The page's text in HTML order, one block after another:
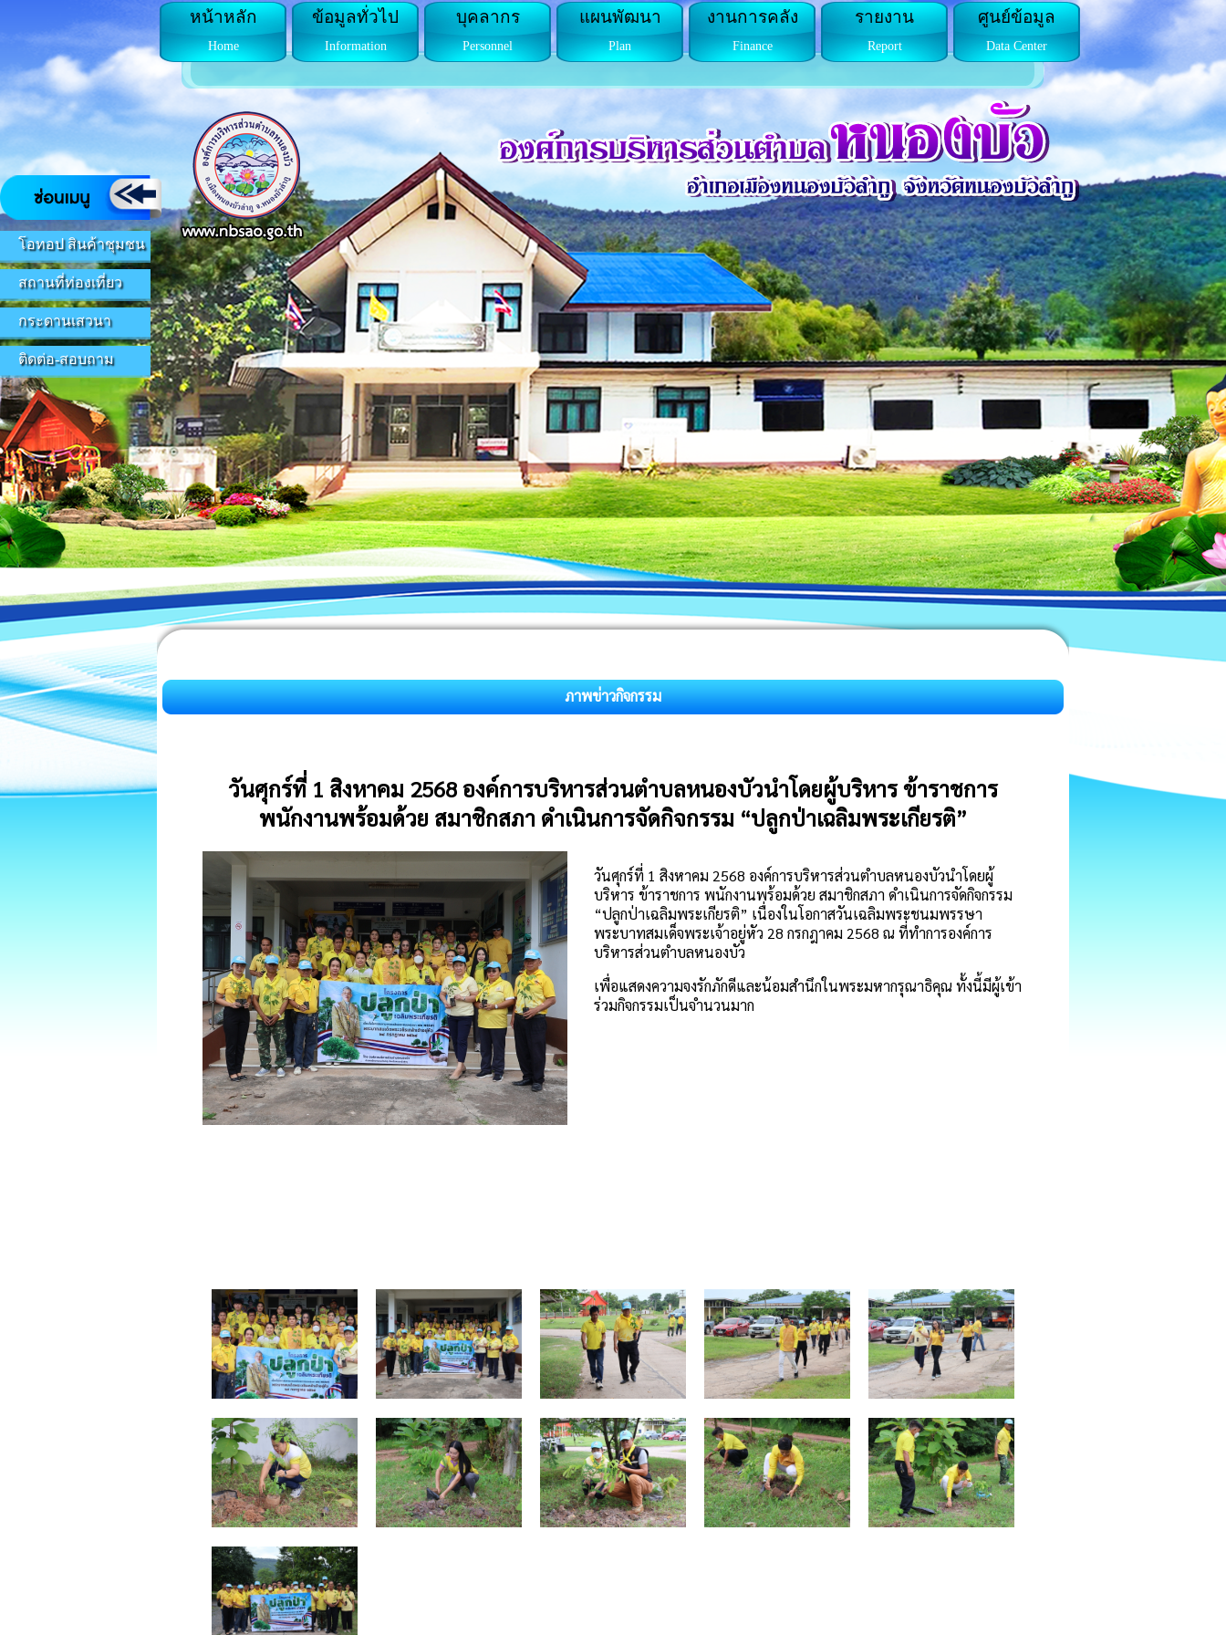
โอทอป สินค้าชุมชน
สถานที่ท่องเที่ยว
กระดานเสวนา
ติดต่อ-สอบถาม
หน้าหลัก
Home
ข้อมูลทั่วไป
Information
บุคลากร
Personnel
แผนพัฒนา
Plan
งานการคลัง
Finance
รายงาน
Report
ศูนย์ข้อมูล
Data Center
ภาพข่าวกิจกรรม
วันศุกร์ที่ 1 สิงหาคม 2568 องค์การบริหารส่วนตำบลหนองบัวนำโดยผู้บริหาร ข้าราชการ
พนักงานพร้อมด้วย สมาชิกสภา ดำเนินการจัดกิจกรรม “ปลูกป่าเฉลิมพระเกียรติ”
วันศุกร์ที่ 1 สิงหาคม 2568 องค์การบริหารส่วนตำบลหนองบัวนำโดยผู้
บริหาร ข้าราชการ พนักงานพร้อมด้วย สมาชิกสภา ดำเนินการจัดกิจกรรม
“ปลูกป่าเฉลิมพระเกียรติ” เนื่องในโอกาสวันเฉลิมพระชนมพรรษา
พระบาทสมเด็จพระเจ้าอยู่หัว 28 กรกฎาคม 2568 ณ ที่ทำการองค์การ
บริหารส่วนตำบลหนองบัว
เพื่อแสดงความจงรักภักดีและน้อมสำนึกในพระมหากรุณาธิคุณ ทั้งนี้มีผู้เข้า
ร่วมกิจกรรมเป็นจำนวนมาก